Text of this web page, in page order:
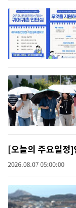
[오늘의 주요일정
2026.08.07 05:00:00